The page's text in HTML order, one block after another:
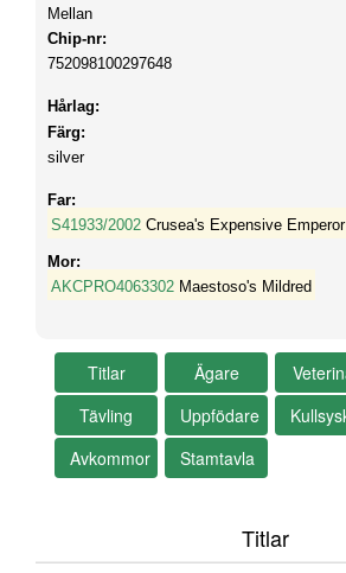
Mellan
Chip-nr:
752098100297648
Hårlag:
Färg:
silver
Far:
S41933/2002 Crusea's Expensive Emperor
Mor:
AKCPRO4063302 Maestoso's Mildred
Titlar